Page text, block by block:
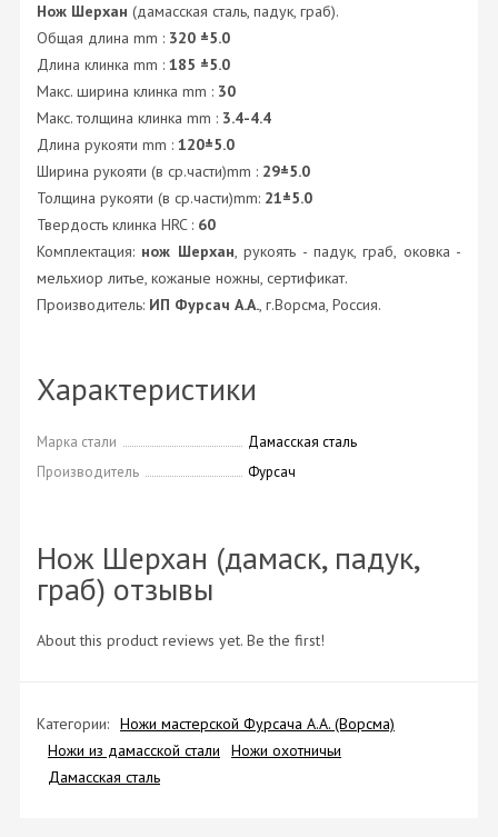
Нож Шерхан (дамасская сталь, падук, граб).
Общая длина mm : 320 ±5.0
Длина клинка mm : 185 ±5.0
Макс. ширина клинка mm : 30
Макс. толщина клинка mm : 3.4-4.4
Длина рукояти mm : 120±5.0
Ширина рукояти (в ср.части)mm : 29±5.0
Толщина рукояти (в ср.части)mm: 21±5.0
Твердость клинка HRC : 60
Комплектация: нож Шерхан, рукоять - падук, граб, оковка -
мельхиор литье, кожаные ножны, сертификат.
Производитель: ИП Фурсач А.А., г.Ворсма, Россия.
Характеристики
Марка стали
Дамасская сталь
Производитель
Фурсач
Нож Шерхан (дамаск, падук,
граб) отзывы
About this product reviews yet. Be the first!
Категории: Ножи мастерской Фурсача А.А. (Ворсма)
Ножи из дамасской стали
Ножи охотничьи
Дамасская сталь